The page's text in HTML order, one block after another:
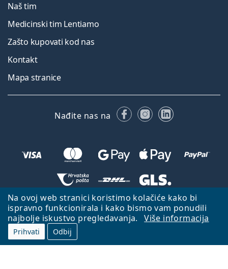
Na ovoj web stranici koristimo kolačiće kako bi
ispravno funkcionirala i kako bismo vam ponudili
najbolje iskustvo pregledavanja.
Više informacija
Prihvati Odbij
Naš tim
Medicinski tim Lentiamo
Zašto kupovati kod nas
Kontakt
Mapa stranice
Nađite nas na FacebookuInstagramu
LinkedIn
Natrag na početnu stranicu
Idi gore
Lentiamo.hr je u vlasništvu i upravljanju tvrtke Lentiamo s.r.o., Češka
Republika